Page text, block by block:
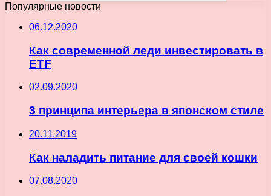
Популярные новости
06.12.2020
Как современной леди инвестировать в
ETF
02.09.2020
3 принципа интерьера в японском стиле
20.11.2019
Как наладить питание для своей кошки
07.08.2020